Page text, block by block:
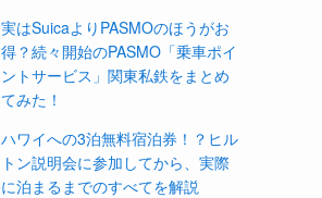
実はSuicaよりPASMOのほうがお
得？続々開始のPASMO「乗車ポイ
ントサービス」関東私鉄をまとめ
てみた！
ハワイへの3泊無料宿泊券！？ヒル
トン説明会に参加してから、実際
に泊まるまでのすべてを解説